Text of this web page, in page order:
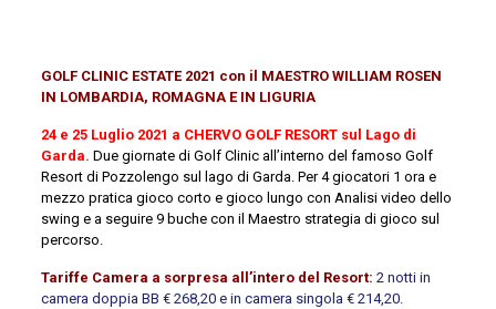
GOLF CLINIC ESTATE 2021 con il MAESTRO WILLIAM ROSEN
IN LOMBARDIA, ROMAGNA E IN LIGURIA
24 e 25 Luglio 2021 a CHERVO GOLF RESORT sul Lago di
Garda. Due giornate di Golf Clinic all’interno del famoso Golf
Resort di Pozzolengo sul lago di Garda. Per 4 giocatori 1 ora e
mezzo pratica gioco corto e gioco lungo con Analisi video dello
swing e a seguire 9 buche con il Maestro strategia di gioco sul
percorso.
Tariffe Camera a sorpresa all’intero del Resort: 2 notti in
camera doppia BB € 268,20 e in camera singola € 214,20.